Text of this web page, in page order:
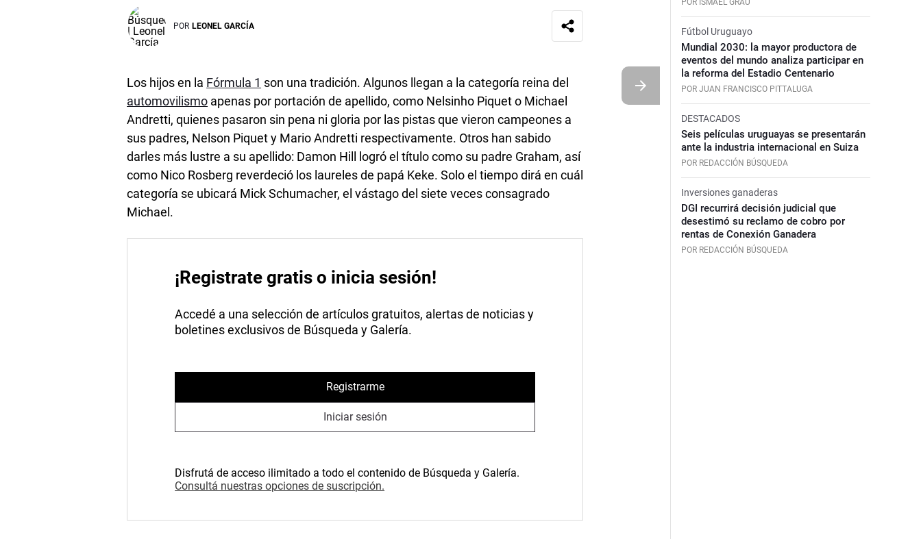
POR LEONEL GARCÍA
Los hijos en la Fórmula 1 son una tradición. Algunos llegan a la categoría reina del
automovilismo apenas por portación de apellido, como Nelsinho Piquet o Michael
Andretti, quienes pasaron sin pena ni gloria por las pistas que vieron campeones a
sus padres, Nelson Piquet y Mario Andretti respectivamente. Otros han sabido
darles más lustre a su apellido: Damon Hill logró el título como su padre Graham, así
como Nico Rosberg reverdeció los laureles de papá Keke. Solo el tiempo dirá en cuál
categoría se ubicará Mick Schumacher, el vástago del siete veces consagrado
Michael.
¡Registrate gratis o inicia sesión!
Accedé a una selección de artículos gratuitos, alertas de noticias y
boletines exclusivos de Búsqueda y Galería.
Registrarme
Iniciar sesión
Disfrutá de acceso ilimitado a todo el contenido de Búsqueda y Galería.
Consultá nuestras opciones de suscripción.
Fútbol Uruguayo
Mundial 2030: la mayor productora de
eventos del mundo analiza participar en
la reforma del Estadio Centenario
POR JUAN FRANCISCO PITTALUGA
DESTACADOS
Seis películas uruguayas se presentarán
ante la industria internacional en Suiza
POR REDACCIÓN BÚSQUEDA
Inversiones ganaderas
DGI recurrirá decisión judicial que
desestimó su reclamo de cobro por
rentas de Conexión Ganadera
POR REDACCIÓN BÚSQUEDA